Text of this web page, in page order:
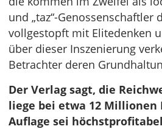
und „taz“-Genossenschaftler
vollgestopft mit Elitedenken
über dieser Inszenierung
Betrachter deren
Der Verlag sagt, die
liege bei etwa 12 Millionen
Auflage sei